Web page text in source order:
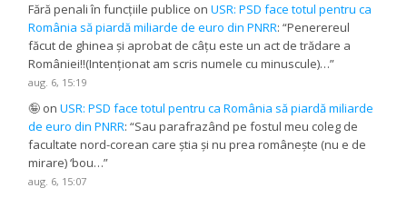
Fără penali în funcțiile publice onUSR: PSD face totul pentru ca
România să piardă miliarde de euro din PNRR: “Penerereul
făcut de ghinea și aprobat de câțu este un act de trădare a
României!!(Intenționat am scris numele cu minuscule)…”
aug. 6, 15:19
🤪 onUSR: PSD face totul pentru ca România să piardă miliarde
de euro din PNRR: “Sau parafrazând pe fostul meu coleg de
facultate nord-corean care știa și nu prea românește (nu e de
mirare) ‘bou…”
aug. 6, 15:07